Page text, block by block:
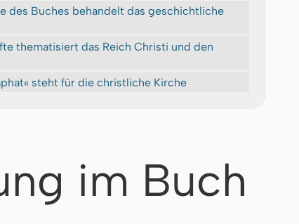
des Buches behandelt das geschichtliche
thematisiert das Reich Christi und den
steht für die christliche Kirche
im Buch